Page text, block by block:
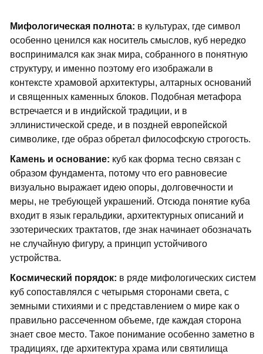
Мифологическая полнота: в культурах, где символ
особенно ценился как носитель смыслов, куб нередко
воспринимался как знак мира, собранного в понятную
структуру, и именно поэтому его изображали в
контексте храмовой архитектуры, алтарных оснований
и священных каменных блоков. Подобная метафора
встречается и в индийской традиции, и в
эллинистической среде, и в поздней европейской
символике, где образ обретал философскую строгость.
Камень и основание: куб как форма тесно связан с
образом фундамента, потому что его равновесие
визуально выражает идею опоры, долговечности и
меры, не требующей украшений. Отсюда понятие куба
входит в язык геральдики, архитектурных описаний и
эзотерических трактатов, где знак начинает обозначать
не случайную фигуру, а принцип устойчивого
устройства.
Космический порядок: в ряде мифологических систем
куб сопоставлялся с четырьмя сторонами света, с
земными стихиями и с представлением о мире как о
правильно рассеченном объеме, где каждая сторона
знает свое место. Такое понимание особенно заметно в
традициях, где архитектура храма или святилища